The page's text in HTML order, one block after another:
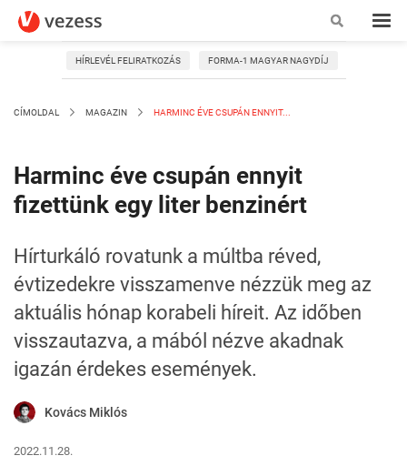
HÍRLEVÉL FELIRATKOZÁS FORMA-1 MAGYAR NAGYDÍJ
CÍMOLDAL MAGAZIN HARMINC ÉVE CSUPÁN ENNYIT...
Harminc éve csupán ennyit
fizettünk egy liter benzinért
Hírturkáló rovatunk a múltba réved,
évtizedekre visszamenve nézzük meg az
aktuális hónap korabeli híreit. Az időben
visszautazva, a mából nézve akadnak
igazán érdekes események.
Kovács Miklós
2022.11.28.